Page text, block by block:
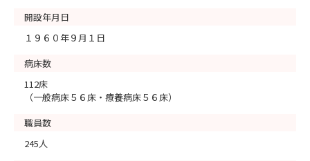
開設年月日
１９６０年９月１日
病床数
112床
（一般病床５６床・療養病床５６床）
職員数
245人